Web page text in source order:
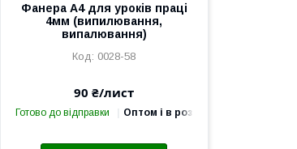
Фанера А4 для уроків праці
4мм (випилювання,
випалювання)
0028-58
90 ₴/лист
Готово до відправки Оптом і в роздріб